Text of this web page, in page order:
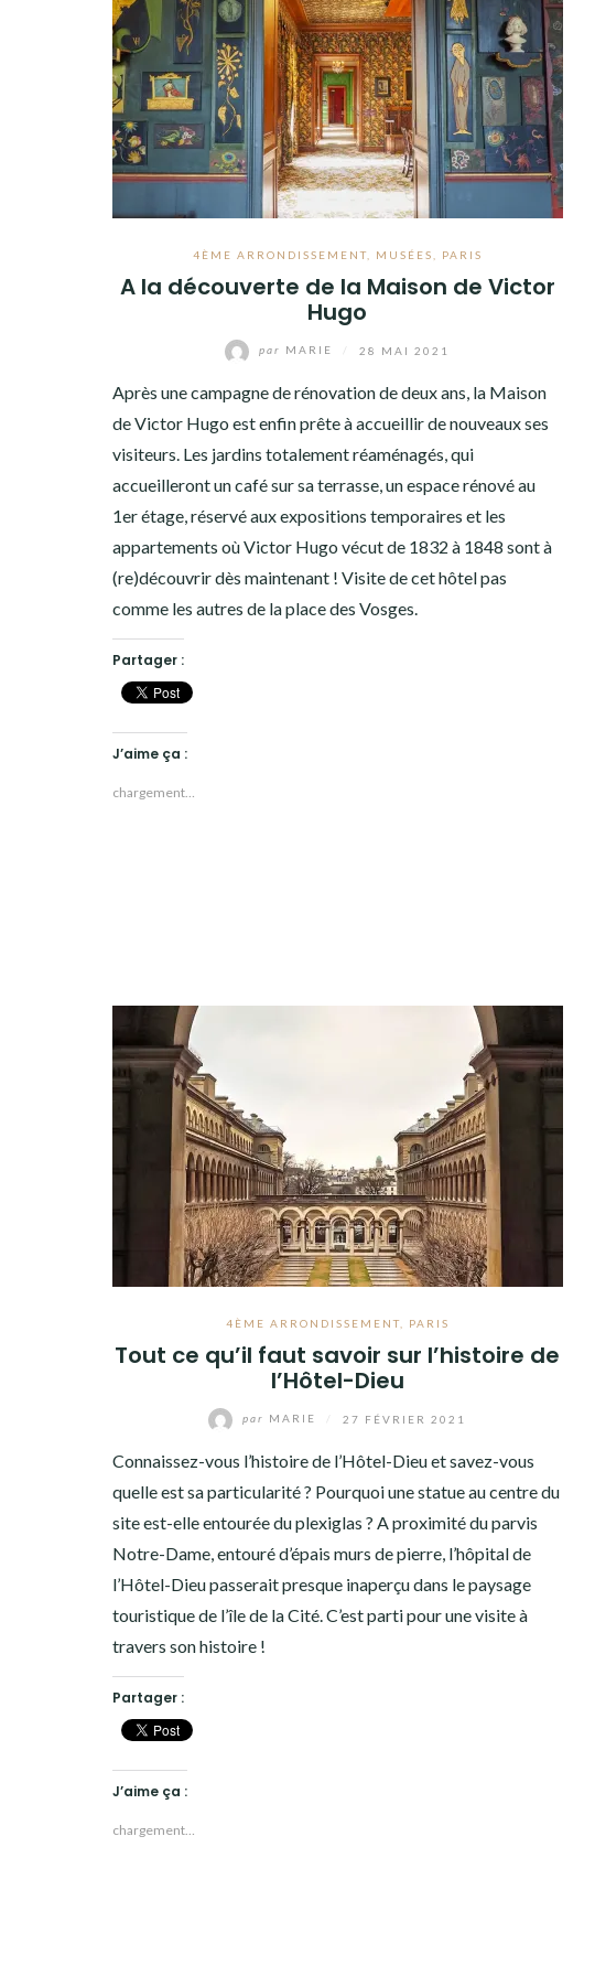
4ÈME ARRONDISSEMENT, MUSÉES PARIS
A la découverte de la Maison de Victor
Hugo
par MARIE 28 MAI 2021
Après une campagne de rénovation de deux ans, la Maison
de Victor Hugo est enfin prête à accueillir de nouveaux ses
visiteurs. Les jardins totalement réaménagés, qui
accueilleront un café sur sa terrasse, un espace rénové au
1er étage, réservé aux expositions temporaires et les
appartements où Victor Hugo vécut de 1832 à 1848 sont à
(re)découvrir dès maintenant ! Visite de cet hôtel pas
comme les autres de la place des Vosges.
Partager :
J’aime ça :
chargement…
4ÈME ARRONDISSEMENT, PARIS
Tout ce qu’il faut savoir sur l’histoire de
l’Hôtel-Dieu
par MARIE 27 FÉVRIER 2021
Connaissez-vous l’histoire de l’Hôtel-Dieu et savez-vous
quelle est sa particularité ? Pourquoi une statue au centre du
site est-elle entourée du plexiglas ? A proximité du parvis
Notre-Dame, entouré d’épais murs de pierre, l’hôpital de
l’Hôtel-Dieu passerait presque inaperçu dans le paysage
touristique de l’île de la Cité. C’est parti pour une visite à
travers son histoire !
Partager :
J’aime ça :
chargement…
8ÈME ARRONDISSEMENT
9ÈME ARRONDISSEMENT
10ÈME ARRONDISSEMENT
11ÈME ARRONDISSEMENT
13ÈME ARRONDISSEMENT
14ÈME ARRONDISSEMENT
16ÈME ARRONDISSEMENT
17ÈME ARRONDISSEMENT
18ÈME ARRONDISSEMENT
19ÈME ARRONDISSEMENT
HISTOIRES EN ILE DE FRANCE
HISTOIRES ET VOYAGES EN FRANCE
VOYAGES À L’ÉTRANGER